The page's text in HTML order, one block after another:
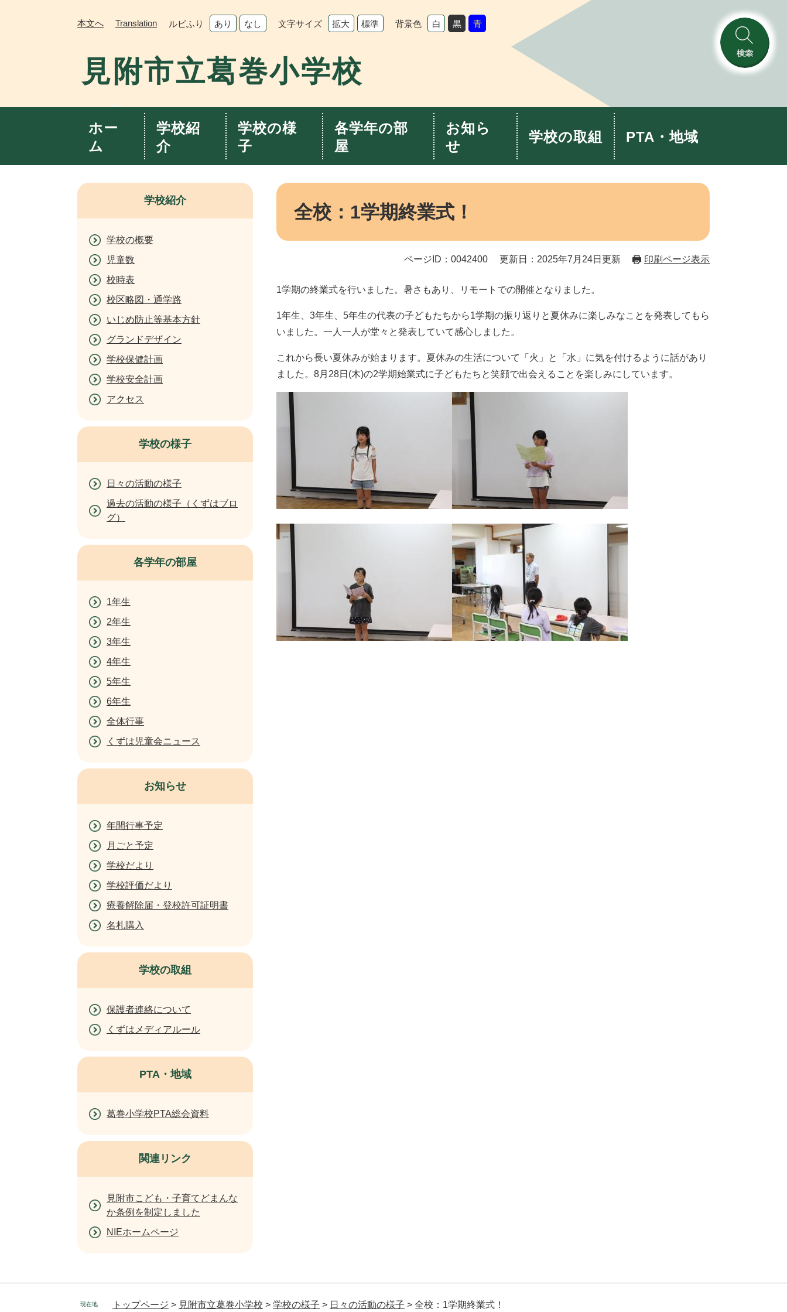
す。
し
本文へ Translation ルビふり あり なし 文字サイズ 拡大 標準 背景色 白 黒 青
検
索
見附市立葛巻小学校
ホー
ム
学校紹
介
学校の様
子
各学年の部
屋
お知ら
せ
学校の取組 PTA・地域
本
全校：1学期終業式！
ページID：0042400 更新日：2025年7月24日更新 印刷ページ表示
1学期の終業式を行いました。暑さもあり、リモートでの開催となりました。
1年生、3年生、5年生の代表の子どもたちから1学期の振り返りと夏休みに楽しみなことを発表してもら
いました。一人一人が堂々と発表していて感心しました。
これから長い夏休みが始まります。夏休みの生活について「火」と「水」に気を付けるように話があり
ました。8月28日(木)の2学期始業式に子どもたちと笑顔で出会えることを楽しみにしています。
学校紹介
学校の概要
児童数
校時表
校区略図・通学路
いじめ防止等基本方針
グランドデザイン
学校保健計画
学校安全計画
アクセス
学校の様子
日々の活動の様子
過去の活動の様子（くずはブロ
グ）
各学年の部屋
1年生
2年生
3年生
4年生
5年生
6年生
全体行事
くずは児童会ニュース
お知らせ
年間行事予定
月ごと予定
学校だより
学校評価だより
療養解除届・登校許可証明書
名札購入
学校の取組
保護者連絡について
くずはメディアルール
PTA・地域
葛巻小学校PTA総会資料
関連リンク
見附市こども・子育てどまんな
か条例を制定しました
NIEホームページ
現在地 トップページ > 見附市立葛巻小学校 > 学校の様子 > 日々の活動の様子 > 全校：1学期終業式！